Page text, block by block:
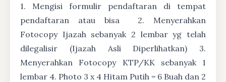
1. Mengisi formulir pendaftaran di tempat
pendaftaran atau bisa
2. Menyerahkan
Fotocopy Ijazah sebanyak 2 lembar yg telah
dilegalisir (Ijazah Asli Diperlihatkan) 3.
Menyerahkan Fotocopy KTP/KK sebanyak 1
lembar 4. Photo 3 x 4 Hitam Putih = 6 Buah dan 2